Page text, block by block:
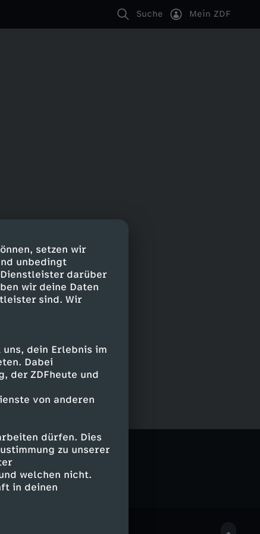
setzen wir
unbedingt
darüber
wir deine Daten
sind. Wir
dein Erlebnis im
Dabei
der ZDFheute und
von anderen
dürfen. Dies
zu unserer
welchen nicht.
in deinen
Suche Mein ZDF